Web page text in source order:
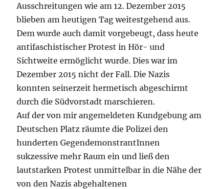
Ausschreitungen wie am 12. Dezember 2015
blieben am heutigen Tag weitestgehend aus.
Dem wurde auch damit vorgebeugt, dass heute
antifaschistischer Protest in Hör- und
Sichtweite ermöglicht wurde. Dies war im
Dezember 2015 nicht der Fall. Die Nazis
konnten seinerzeit hermetisch abgeschirmt
durch die Südvorstadt marschieren.
Auf der von mir angemeldeten Kundgebung am
Deutschen Platz räumte die Polizei den
hunderten GegendemonstrantInnen
sukzessive mehr Raum ein und ließ den
lautstarken Protest unmittelbar in die Nähe der
von den Nazis abgehaltenen